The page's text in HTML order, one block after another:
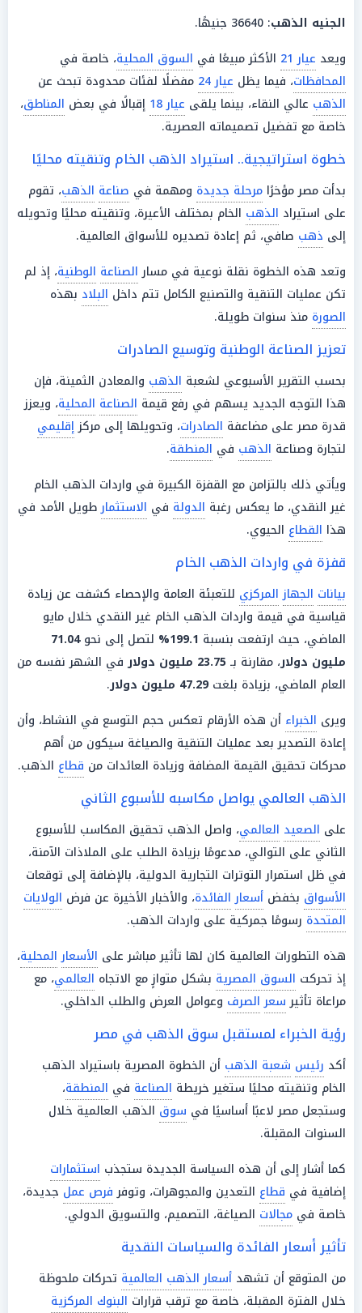
الجنيه الذهب: 36640 جنيهًا.
ويعد عيار 21 الأكثر مبيعًا في السوق المحلية، خاصة في
المحافظات، فيما يظل عيار 24
مفضلًا لفئات محدودة تبحث عن
الذهب عالي النقاء، بينما يلقى عيار 18 إقبالًا في بعض المناطق،
خاصة مع تفضيل تصميماته العصرية.
خطوة استراتيجية.. استيراد الذهب الخام وتنقيته محليًا
بدأت مصر مؤخرًا مرحلة جديدة ومهمة في صناعة الذهب، تقوم
على استيراد الذهب الخام بمختلف الأعيرة، وتنقيته محليًا وتحويله
إلى ذهب صافي، ثم إعادة تصديره للأسواق العالمية.
وتعد هذه الخطوة نقلة نوعية في مسارالصناعة الوطنية، إذ لم
تكن عمليات التنقية والتصنيع الكامل تتم داخل البلاد بهذه
الصورة منذ سنوات طويلة.
تعزيز الصناعة الوطنية وتوسيع الصادرات
بحسب التقرير الأسبوعي لشعبة الذهب والمعادن الثمينة، فإن
هذا التوجه الجديد يسهم في رفع قيمة الصناعة المحلية، ويعزز
قدرة مصر على مضاعفة الصادرات، وتحويلها إلى مركزإقليمي
لتجارة وصناعة الذهب في المنطقة.
ويأتي ذلك بالتزامن مع القفزة الكبيرة في واردات الذهب الخام
غير النقدي، ما يعكس رغبة الدولة في الاستثمارطويل الأمد في
هذا القطاع الحيوي.
قفزة في واردات الذهب الخام
بيانات الجهاز المركزي للتعبئة العامة والإحصاء كشفت عن زيادة
قياسية في قيمة واردات الذهب الخام غير النقدي خلال مايو
الماضي، حيث ارتفعت بنسبة 199.1% لتصل إلى نحو71.04
مليون دولار، مقارنة بـ 23.75 مليون دولارفي الشهر نفسه من
العام الماضي، بزيادة بلغت 47.29 مليون دولار.
ويرى الخبراء أن هذه الأرقام تعكس حجم التوسع في النشاط، وأن
إعادة التصدير بعد عمليات التنقية والصياغة سيكون من أهم
محركات تحقيق القيمة المضافة وزيادة العائدات من قطاع الذهب.
الذهب العالمي يواصل مكاسبه للأسبوع الثاني
على الصعيد العالمي، واصل الذهب تحقيق المكاسب للأسبوع
الثاني على التوالي، مدعومًا بزيادة الطلب على الملاذات الآمنة،
في ظل استمرار التوترات التجارية الدولية، بالإضافة إلى توقعات
الأسواق بخفض أسعار الفائدة، والأخبار الأخيرة عن فرض الولايات
المتحدة رسومًا جمركية على واردات الذهب.
هذه التطورات العالمية كان لها تأثير مباشر على الأسعار المحلية،
إذ تحركت السوق المصرية بشكل متوازٍ مع الاتجاه العالمي، مع
مراعاة تأثيرسعر الصرف وعوامل العرض والطلب الداخلي.
رؤية الخبراء لمستقبل سوق الذهب في مصر
أكد رئيس شعبة الذهب أن الخطوة المصرية باستيراد الذهب
الخام وتنقيته محليًا ستغير خريطة الصناعة في المنطقة،
وستجعل مصر لاعبًا أساسيًا في سوق الذهب العالمية خلال
السنوات المقبلة.
كما أشار إلى أن هذه السياسة الجديدة ستجذب استثمارات
إضافية في قطاع التعدين والمجوهرات، وتوفرفرص عمل جديدة،
خاصة في مجالات الصياغة، التصميم، والتسويق الدولي.
تأثير أسعار الفائدة والسياسات النقدية
من المتوقع أن تشهد أسعار الذهب العالمية تحركات ملحوظة
خلال الفترة المقبلة، خاصة مع ترقب قرارات البنوك المركزية